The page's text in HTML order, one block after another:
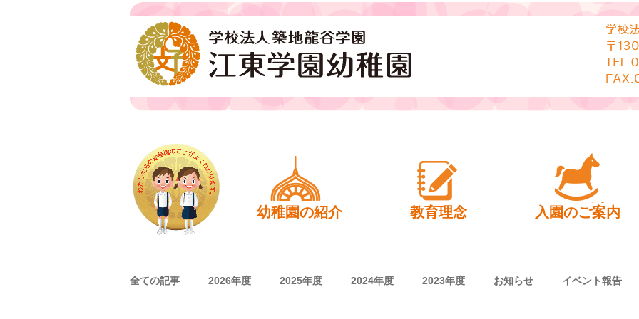
江東学園幼稚園
ホーム 幼稚園の紹介 教育理念 入園のご案内
全ての記事 2026年度 2025年度 2024年度 2023年度 お知らせ イベント報告